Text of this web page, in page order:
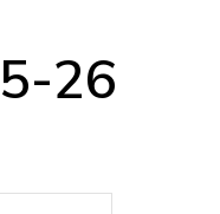
26